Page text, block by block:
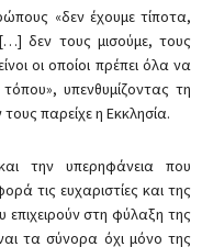
«δεν έχουμε τίποτα,
δεν τους μισούμε, τους
οι οποίοι πρέπει όλα να
υπενθυμίζοντας τη
παρείχε η Εκκλησία.
την υπερηφάνεια που
τις ευχαριστίες και της
στη φύλαξη της
τα σύνορα όχι μόνο της